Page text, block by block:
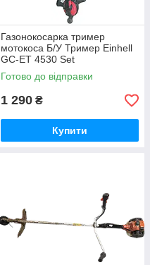
Газонокосарка тример
мотокоса Б/У Тример Einhell
GC-ET 4530 Set
Готово до відправки
1 290 ₴
Купити